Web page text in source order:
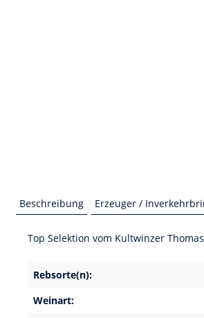
Beschreibung Erzeuger /
Top Selektion vom Kultwinzer
Rebsorte(n):
Weinart: